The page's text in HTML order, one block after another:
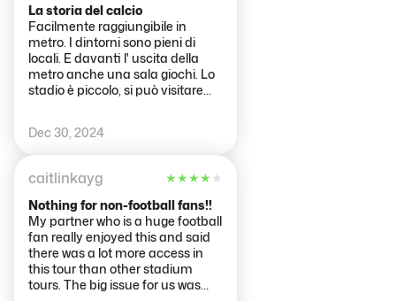
La storia del calcio
Facilmente raggiungibile in
metro. I dintorni sono pieni di
locali. E davanti l' uscita della
metro anche una sala giochi. Lo
stadio è piccolo, si può visitare
calciatori avversari famosi,
spogliatoi e sale staff tecnico,
bordo campo, sala stampa, sala
trofei, insomma un classico tour
di uno stadio moderno. Niente di
che lo shop. Meglio così visto che
il costo è esorbitante per chi
come me ha figli adolescenti che
pagano come adulti
Dec 30, 2024
caitlinkayg ★★★★ ★
Nothing for non-football fans!!
My partner who is a huge football
fan really enjoyed this and said
there was a lot more access in
this tour than other stadium
tours. The big issue for us was